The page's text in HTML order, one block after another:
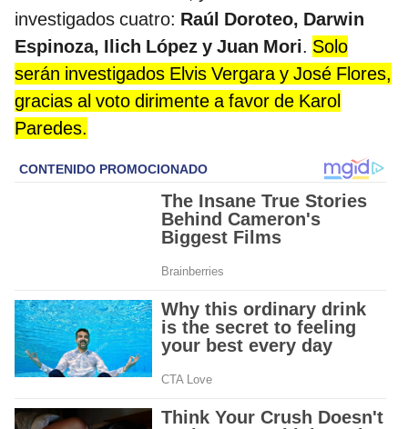
investigados cuatro: Raúl Doroteo, Darwin
Espinoza, Ilich López y Juan Mori. Solo
serán investigados Elvis Vergara y José Flores,
gracias al voto dirimente a favor de Karol
Paredes.